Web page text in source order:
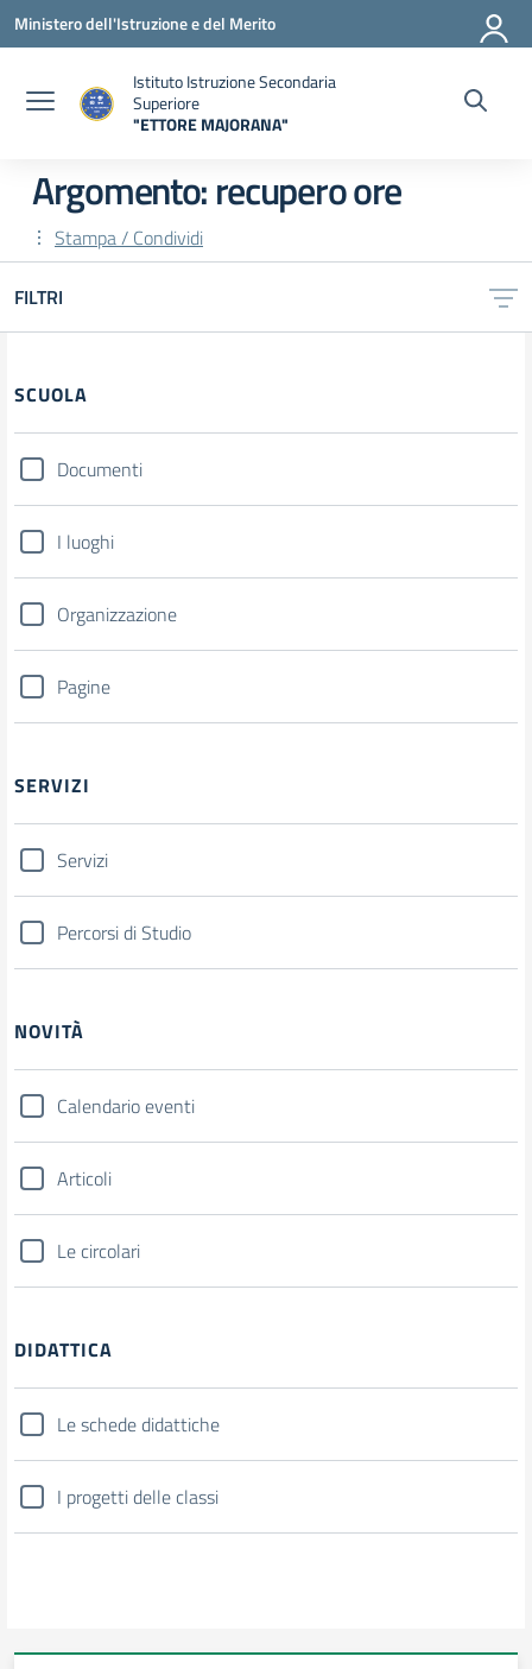
Vai ai contenuti
Vai al menu di navigazione
Vai al footer
Ministero dell'Istruzione e del Merito
Istituto Istruzione Secondaria
Superiore
"ETTORE MAJORANA"
Argomento: recupero ore
Stampa / Condividi
FILTRI
Filtri
SCUOLA
Documenti
I luoghi
Organizzazione
Pagine
SERVIZI
Servizi
Percorsi di Studio
NOVITÀ
Calendario eventi
Articoli
Le circolari
DIDATTICA
Le schede didattiche
I progetti delle classi